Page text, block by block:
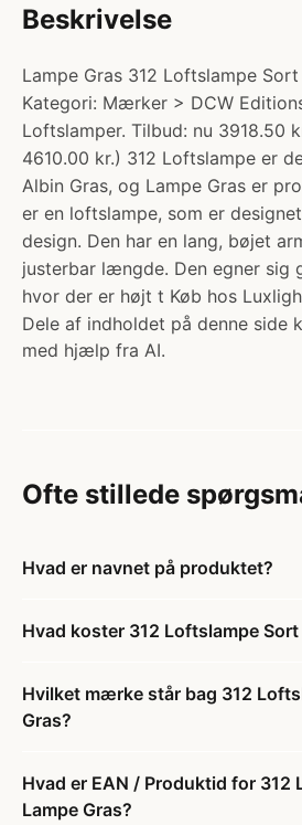
Beskrivelse
Lampe Gras 312 Loftslampe
Kategori: Mærker > DCW
Loftslamper. Tilbud: nu 3918.50
4610.00 kr.) 312 Loftslampe er
Albin Gras, og Lampe Gras er
er en loftslampe, som er
design. Den har en lang, bøjet
justerbar længde. Den egner sig
hvor der er højt t Køb hos
Dele af indholdet på denne side
med hjælp fra AI.
Ofte stillede
Hvad er navnet på produktet?
Hvad koster 312 Loftslampe Sort
Hvilket mærke står bag 312
Gras?
Hvad er EAN / Produktid for 312
Lampe Gras?